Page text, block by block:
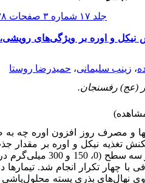
جلد ۱۷ شماره ۳ صفحات ۳۳۸-۳۲۵
و اوره بر ویژگی‌های رویشی،
، زینب سلیمانی، حمیدرضا روستا
(عج) رفسنجان.
و مصرف روز افزون اوره چه
تغذیه نیکل و اوره بر
در لیتر)، اوره در دو سطح
نهال‌های بذری پسته